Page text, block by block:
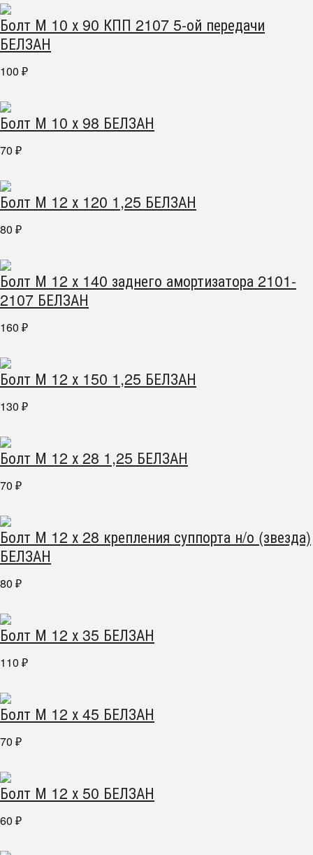
Болт М 10 х 90 КПП 2107 5-ой передачи
БЕЛЗАН
100 ₽
Болт М 10 х 98 БЕЛЗАН
70 ₽
Болт М 12 х 120 1,25 БЕЛЗАН
80 ₽
Болт М 12 х 140 заднего амортизатора 2101-
2107 БЕЛЗАН
160 ₽
Болт М 12 х 150 1,25 БЕЛЗАН
130 ₽
Болт М 12 х 28 1,25 БЕЛЗАН
70 ₽
Болт М 12 х 28 крепления суппорта н/о (звезда)
БЕЛЗАН
80 ₽
Болт М 12 х 35 БЕЛЗАН
110 ₽
Болт М 12 х 45 БЕЛЗАН
70 ₽
Болт М 12 х 50 БЕЛЗАН
60 ₽